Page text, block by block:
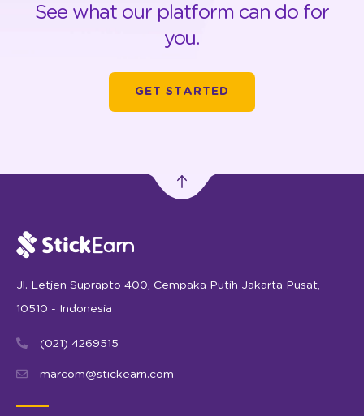
See what our platform can do for
you.
GET STARTED
Jl. Letjen Suprapto 400, Cempaka Putih Jakarta Pusat,
10510 - Indonesia
(021) 4269515
marcom@stickearn.com